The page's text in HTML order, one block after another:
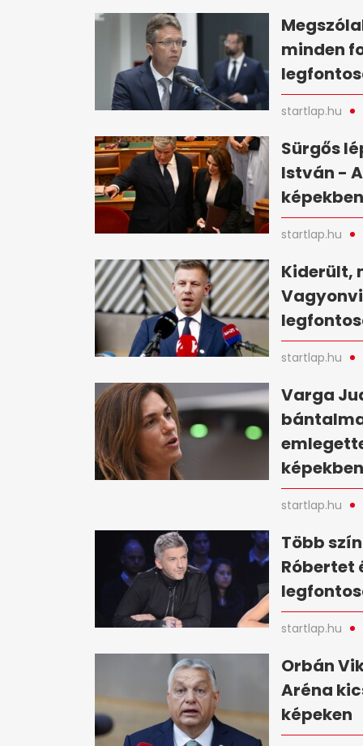
minden
startlap.hu
Sürgős
István -
képekben
startlap.hu
Kiderült,
startlap.hu
Varga
képekben
startlap.hu
Több
Róbertet
startlap.hu
Orbán
Aréna
képeken